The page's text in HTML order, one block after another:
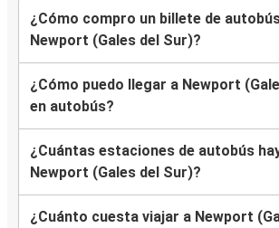
¿Cómo compro un billete de
Newport (Gales del Sur)?
¿Cómo puedo llegar a Newport
en autobús?
¿Cuántas estaciones de autobús
Newport (Gales del Sur)?
¿Cuánto cuesta viajar a Newport